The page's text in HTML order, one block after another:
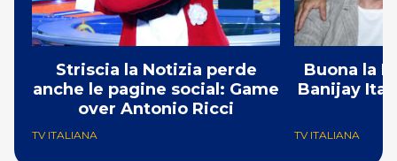
Striscia la Notizia perde
anche le pagine social: Game
over Antonio Ricci
TV ITALIANA
Buona la
Banijay
TV ITALIANA